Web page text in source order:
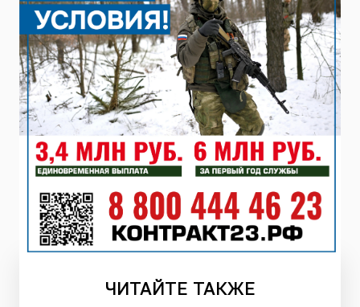
ЧИТАЙТЕ ТАКЖЕ